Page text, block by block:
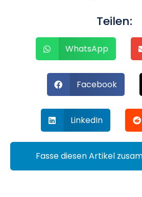
Teilen:
WhatsApp
Facebook
LinkedIn
Fasse diesen Artikel